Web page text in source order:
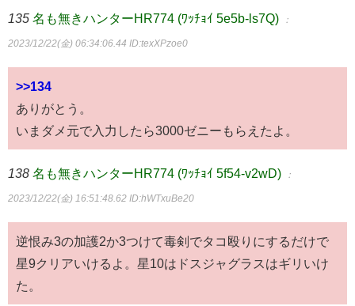
135 名も無きハンターHR774 (ﾜｯﾁｮｲ 5e5b-ls7Q) ：
2023/12/22(金) 06:34:06.44 ID:texXPzoe0
>>134
ありがとう。
いまダメ元で入力したら3000ゼニーもらえたよ。
138 名も無きハンターHR774 (ﾜｯﾁｮｲ 5f54-v2wD) ：
2023/12/22(金) 16:51:48.62 ID:hWTxuBe20
逆恨み3の加護2か3つけて毒剣でタコ殴りにするだけで
星9クリアいけるよ。星10はドスジャグラスはギリいけ
た。